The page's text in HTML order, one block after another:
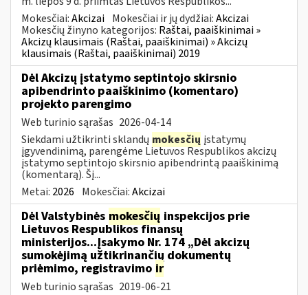
Mokesčiai:Akcizai Mokesčiai ir jų dydžiai:Akcizai
Mokesčių žinyno kategorijos: Raštai, paaiškinimai »
Akcizų klausimais (Raštai, paaiškinimai) » Akcizų
klausimais (Raštai, paaiškinimai) 2019
Dėl Akcizų įstatymo septintojo skirsnio
apibendrinto paaiškinimo (komentaro)
projekto parengimo
Web turinio sąrašas 2026-04-14
Siekdami užtikrinti sklandų mokesčių įstatymų
įgyvendinimą, parengėme Lietuvos Respublikos akcizų
įstatymo septintojo skirsnio apibendrintą paaiškinimą
(komentarą). Šį...
Metai: 2026 Mokesčiai:Akcizai
Dėl Valstybinės mokesčių inspekcijos prie
Lietuvos Respublikos finansų
ministerijos...Įsakymo Nr. 174 „Dėl akcizų
sumokėjimą užtikrinančių dokumentų
priėmimo, registravimo ir
Web turinio sąrašas 2019-06-21